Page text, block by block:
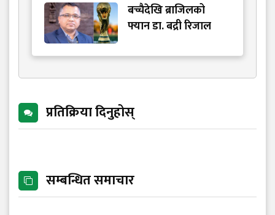
बच्चैदेखि ब्राजिलको
फ्यान डा. बद्री रिजाल
प्रतिक्रिया दिनुहोस्
सम्बन्धित समाचार